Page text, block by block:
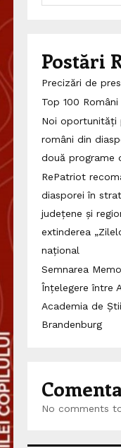
Postări
Precizări de
Top 100
Noi oportunități
români din
două programe
RePatriot
diasporei în
județene și
extinderea
național
Semnarea
Înțelegere între
Academia de
Brandenburg
No comments